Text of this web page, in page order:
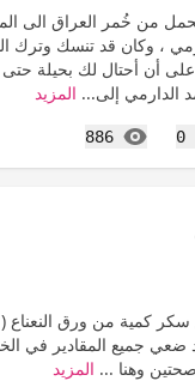
من خُمر العراق الى
، وكان قد تنسك وترك
أن أحتال لك بحيلة حتى
إلى... المزيد
0
886
المشاهدات
ماء بارد ضعي جميع المقادير
وهنا ... المزيد